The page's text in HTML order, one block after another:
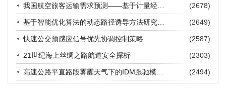
张海涛, 姚琛, 唐治豪, 谢明辉, 王元庆
2026, 12(3): 202-216.https://doi.org/10.16503/j.cnki.2095-
9931.2026.03.016
摘要 (20) HTML(18)
(2678)
(2649)
快速公交预感应信号优先协调控制策略 (2587)
21世纪海上丝绸之路航道安全探析 (2303)
(2494)